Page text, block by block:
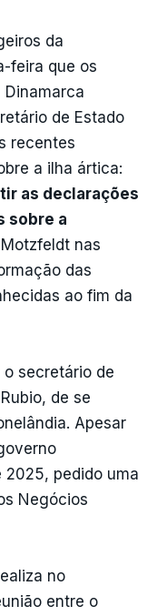
da
feira que os
de Estado
recentes
a ilha ártica:
as declarações
sobre a
nas
das
ao fim da
secretário de
de se
Apesar
2025, pedido uma
Negócios
no
entre o